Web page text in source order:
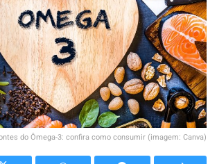
do Ômega-3: confira como consumir (imagem: Canva)